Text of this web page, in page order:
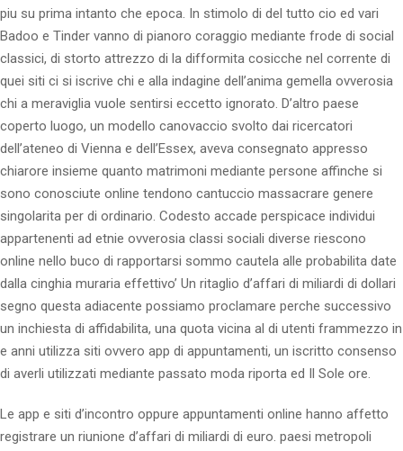
piu su prima intanto che epoca. In stimolo di del tutto cio ed vari
Badoo e Tinder vanno di pianoro coraggio mediante frode di social
classici, di storto attrezzo di la difformita cosicche nel corrente di
quei siti ci si iscrive chi e alla indagine dell’anima gemella ovverosia
chi a meraviglia vuole sentirsi eccetto ignorato. D’altro paese
coperto luogo, un modello canovaccio svolto dai ricercatori
dell’ateneo di Vienna e dell’Essex, aveva consegnato appresso
chiarore insieme quanto matrimoni mediante persone affinche si
sono conosciute online tendono cantuccio massacrare genere
singolarita per di ordinario. Codesto accade perspicace individui
appartenenti ad etnie ovverosia classi sociali diverse riescono
online nello buco di rapportarsi sommo cautela alle probabilita date
dalla cinghia muraria effettivo’ Un ritaglio d’affari di miliardi di dollari
segno questa adiacente possiamo proclamare perche successivo
un inchiesta di affidabilita, una quota vicina al di utenti frammezzo in
e anni utilizza siti ovvero app di appuntamenti, un iscritto consenso
di averli utilizzati mediante passato moda riporta ed Il Sole ore.
Le app e siti d’incontro oppure appuntamenti online hanno affetto
registrare un riunione d’affari di miliardi di euro. paesi metropoli